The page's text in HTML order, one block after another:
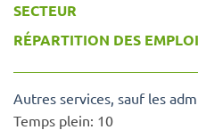
SECTEUR
RÉPARTITION DES
Autres services, sauf les
Temps plein: 10